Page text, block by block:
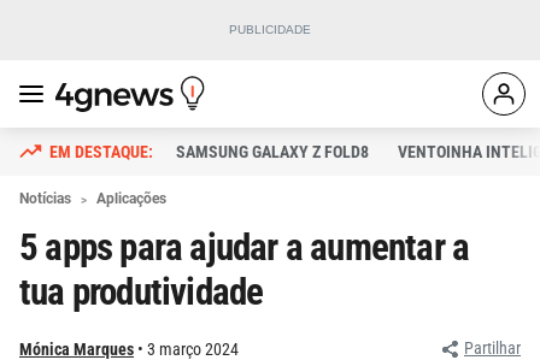
SAMSUNG GALAXY Z FOLD8 VENTOINHA
Notícias Aplicações
5 apps para ajudar a aumentar a
tua produtividade
Mónica Marques 3 março 2024 Partilhar